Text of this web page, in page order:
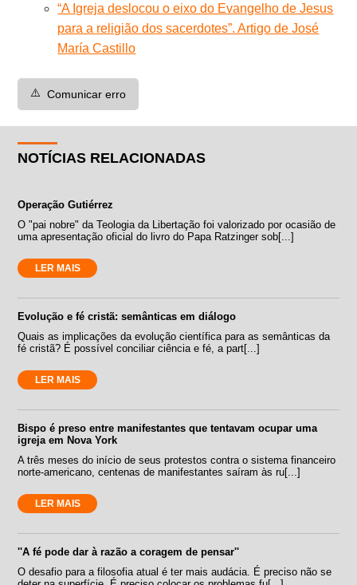
“A Igreja deslocou o eixo do Evangelho de Jesus
para a religião dos sacerdotes”. Artigo de José
María Castillo
⚠️ Comunicar erro
NOTÍCIAS RELACIONADAS
Operação Gutiérrez
O "pai nobre" da Teologia da Libertação foi valorizado por ocasião de
uma apresentação oficial do livro do Papa Ratzinger sob[...]
LER MAIS
Evolução e fé cristã: semânticas em diálogo
Quais as implicações da evolução científica para as semânticas da
fé cristã? É possível conciliar ciência e fé, a part[...]
LER MAIS
Bispo é preso entre manifestantes que tentavam ocupar uma
igreja em Nova York
A três meses do início de seus protestos contra o sistema financeiro
norte-americano, centenas de manifestantes saíram às ru[...]
LER MAIS
''A fé pode dar à razão a coragem de pensar''
O desafio para a filosofia atual é ter mais audácia. É preciso não se